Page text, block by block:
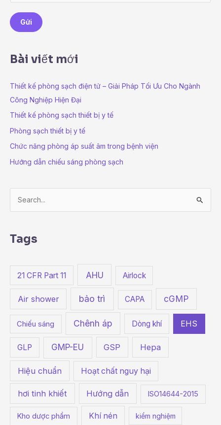
a
i
*
Gửi
Bài viết mới
Thiết kế phòng sạch điện tử – Giải Pháp Tối Ưu Cho Ngành
Công Nghiệp Hiện Đại
Thiết kế phòng sạch thiết bị y tế
Phòng sạch thiết bị y tế
Chức năng phòng áp suất âm trong bệnh viện
Hướng dẫn chiếu sáng phòng sạch
f
r
Tags
21 CFR Part 11 AHU Airlock
Air shower bảo trì CAPA cGMP
Chiếu sáng Chênh áp Dòng khí EHS
GLP GMP-EU GSP Hepa
Hiệu chuẩn Hoạt chất nguy hại
hơi tinh khiết Hướng dẫn ISO14644-2015
Kho dược phẩm Khí nén kiểm nghiệm